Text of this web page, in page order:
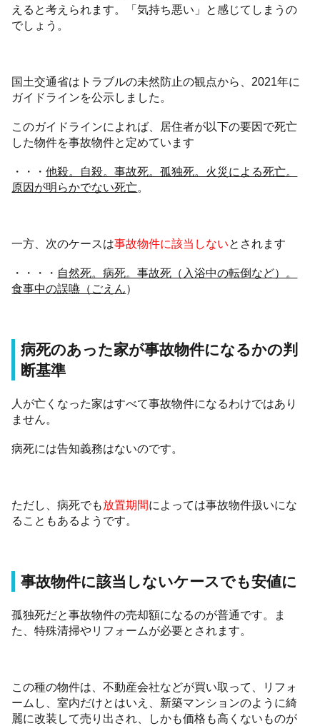
えると考えられます。「気持ち悪い」と感じてしまうの
でしょう。
国土交通省はトラブルの未然防止の観点から、2021年に
ガイドラインを公示しました。
このガイドラインによれば、居住者が以下の要因で死亡
した物件を事故物件と定めています
・・・他殺。自殺。事故死。孤独死。火災による死亡。
原因が明らかでない死亡。
一方、次のケースは事故物件に該当しないとされます
・・・・ 自然死。病死。事故死（入浴中の転倒など）。
食事中の誤嚥（ごえん）
病死のあった家が事故物件になるかの判
断基準
人が亡くなった家はすべて事故物件になるわけではあり
ません。
病死には告知義務はないのです。
ただし、病死でも放置期間によっては事故物件扱いにな
ることもあるようです。
事故物件に該当しないケースでも安値に
孤独死だと事故物件の売却額になるのが普通です。ま
た、特殊清掃やリフォームが必要とされます。
この種の物件は、不動産会社などが買い取って、リフォ
ームし、室内だけとはいえ、新築マンションのように綺
麗に改装して売り出され、しかも価格も高くないものが